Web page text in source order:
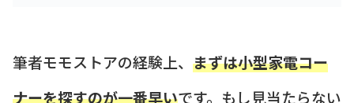
筆者モモストアの経験上、 まずは小型家電コー
ナーを探すのが一番早いです。もし見当たらない